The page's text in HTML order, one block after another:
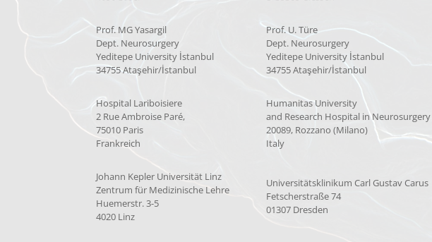
Prof. MG Yasargil
Dept. Neurosurgery
Yeditepe University İstanbul
34755 Ataşehir/İstanbul
Prof. U. Türe
Dept. Neurosurgery
Yeditepe University İstanbul
34755 Ataşehir/İstanbul
Hospital Lariboisiere
2 Rue Ambroise Paré,
75010 Paris
Frankreich
Humanitas University
and Research Hospital in Neurosurgery
20089, Rozzano (Milano)
Italy
Johann Kepler Universität Linz
Zentrum für Medizinische Lehre
Huemerstr. 3-5
4020 Linz
Universitätsklinikum Carl Gustav Carus
Fetscherstraße 74
01307 Dresden